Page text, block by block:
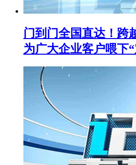
门到门全国直达！跨
为广大企业客户喂下